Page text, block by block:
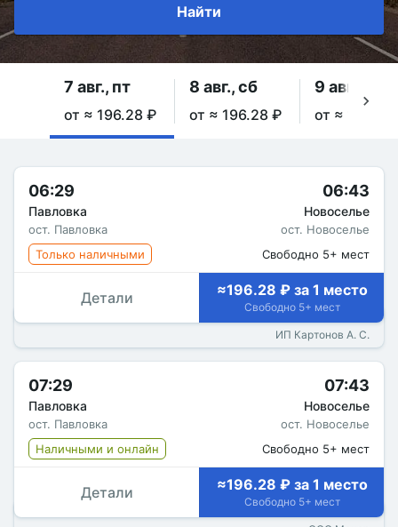
Найти
7 авг., пт
от ≈ 196.28 ₽
8 авг., сб
от ≈ 196.28 ₽
9 авг., вс
от ≈ 196.28
06:29
Павловка
ост. Павловка
06:43
Новоселье
ост. Новоселье
Только наличными
Свободно 5+ мест
Детали ≈196.28 ₽ за 1 место
Свободно 5+ мест
ИП Картонов А. С.
07:29
Павловка
ост. Павловка
07:43
Новоселье
ост. Новоселье
Наличными и онлайн
Свободно 5+ мест
Детали ≈196.28 ₽ за 1 место
Свободно 5+ мест